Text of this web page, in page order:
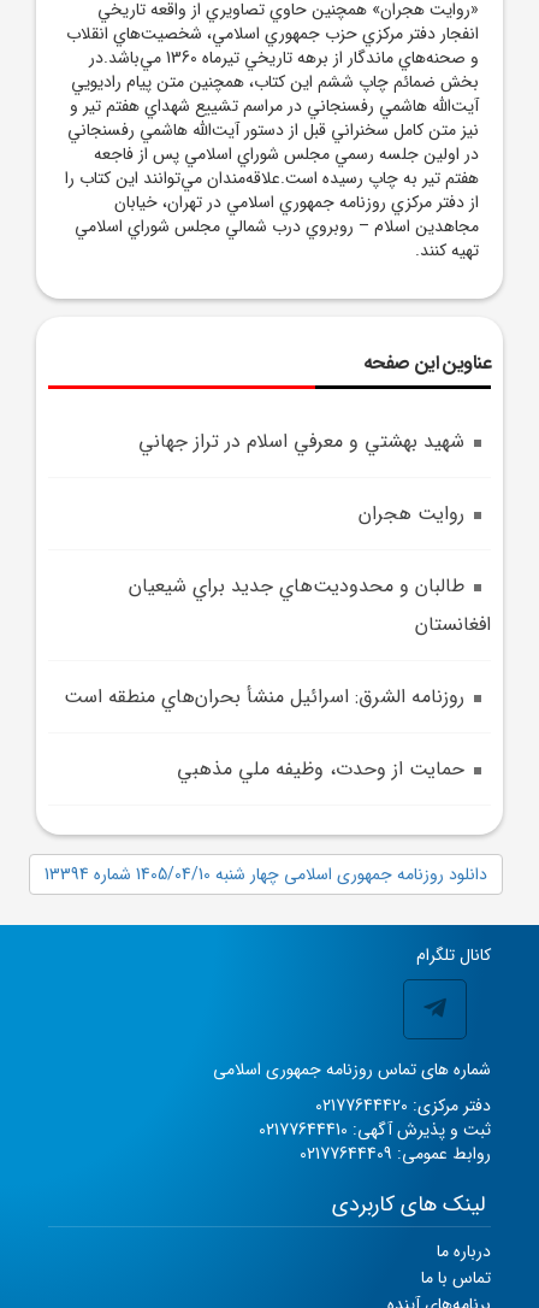
«روايت هجران» همچنين حاوي تصاويري از واقعه تاريخي
انفجار دفتر مرکزي حزب جمهوري اسلامي، شخصيت‌هاي انقلاب
و صحنه‌هاي ماندگار از برهه‌ تاريخي تيرماه 1360 مي‌باشد.در
بخش ضمائم چاپ ششم اين کتاب، همچنين متن پيام راديويي
آيت‌الله هاشمي رفسنجاني در مراسم تشييع شهداي هفتم تير و
نيز متن کامل سخنراني قبل از دستور آيت‌الله هاشمي رفسنجاني
در اولين جلسه رسمي مجلس شوراي اسلامي پس از فاجعه
هفتم تير به چاپ رسيده است.علاقه‌مندان مي‌توانند اين کتاب را
از دفتر مرکزي روزنامه جمهوري اسلامي در تهران، خيابان
مجاهدين اسلام – روبروي درب شمالي مجلس شوراي اسلامي
تهيه کنند.
عناوین این صفحه
شهيد بهشتي و معرفي اسلام در تراز جهاني
روايت هجران
طالبان و محدوديت‌هاي جديد براي شيعيان
افغانستان
روزنامه الشرق: اسرائيل منشأ بحران‌هاي منطقه است
حمايت از وحدت، وظيفه ملي مذهبي
دانلود روزنامه جمهوری اسلامی چهار شنبه 1405/04/10 شماره 13394
کانال تلگرام
شماره های تماس روزنامه جمهوری اسلامی
دفتر مرکزی: 02177644420
ثبت و پذیرش آگهی: 02177644410
روابط عمومی: 02177644409
لینک های کاربردی
درباره ما
تماس با ما